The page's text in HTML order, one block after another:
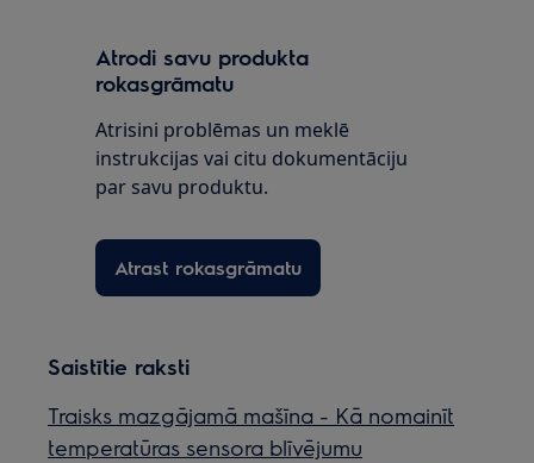
Atrodi savu produkta
rokasgrāmatu
Atrisini problēmas un meklē
instrukcijas vai citu dokumentāciju
par savu produktu.
Atrast rokasgrāmatu
Saistītie raksti
Traisks mazgājamā mašīna - Kā nomainīt
temperatūras sensora blīvējumu